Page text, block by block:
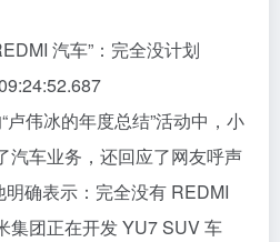
汽车”：完全没计划
卢伟冰的年度总结”活动中，小
汽车业务，还回应了网友呼声
确表示：完全没有 REDMI
集团正在开发 YU7 SUV 车